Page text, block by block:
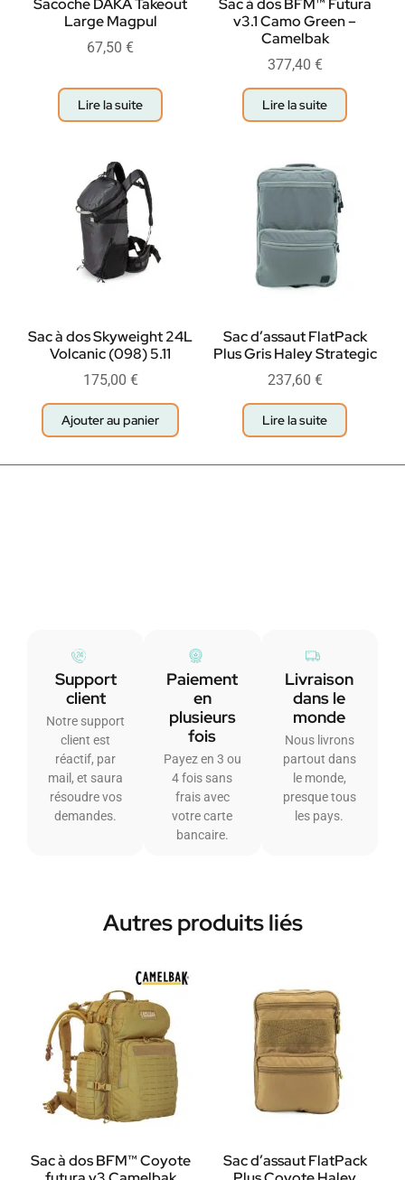
Sacoche DAKA Takeout
Large Magpul
67,50 €
Lire la suite
Sac à dos BFM™ Futura
v3.1 Camo Green –
Camelbak
377,40 €
Lire la suite
Sac à dos Skyweight 24L
Volcanic (098) 5.11
175,00 €
Ajouter au panier
Sac d’assaut FlatPack
Plus Gris Haley Strategic
237,60 €
Lire la suite
Support
client
Notre support
client est
réactif, par
mail, et saura
résoudre vos
demandes.
Paiement
en
plusieurs
fois
Payez en 3 ou
4 fois sans
frais avec
votre carte
bancaire.
Livraison
dans le
monde
Nous livrons
partout dans
le monde,
presque tous
les pays.
Autres produits liés
Sac à dos BFM™ Coyote
Sac d’assaut FlatPack